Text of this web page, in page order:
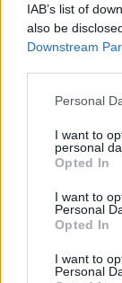
IAB’s list of
also be
Downstream
Please note
not limited to
grant or deny
use your data
consent section.
Personal
I want to
personal
Opted In
I want to
Personal
Opted In
I want to
Personal
Όροι Χρήσης. Το
Πολιτική
Ακολουθήστε
ενημερωθείτε
τελευταία νέα